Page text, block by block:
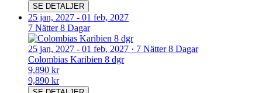
SE DETALJER
25 jan, 2027 - 01 feb, 2027
7 Nätter 8 Dagar
25 jan, 2027 - 01 feb, 2027 · 7 Nätter 8 Dagar
Colombias Karibien 8 dgr
9,890 kr
9,890 kr